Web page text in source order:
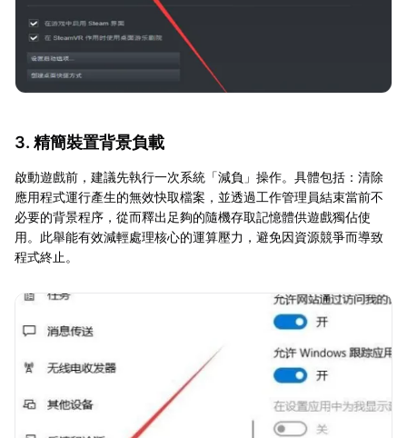
3. 精簡裝置背景負載
啟動遊戲前，建議先執行一次系統「減負」操作。具體包括：清除
應用程式運行產生的無效快取檔案，並透過工作管理員結束當前不
必要的背景程序，從而釋出足夠的隨機存取記憶體供遊戲獨佔使
用。此舉能有效減輕處理核心的運算壓力，避免因資源競爭而導致
程式終止。